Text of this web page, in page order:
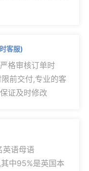
客服)
格审核订单时
前交付,专业的客
证及时修改
语母语
中95%是英国本